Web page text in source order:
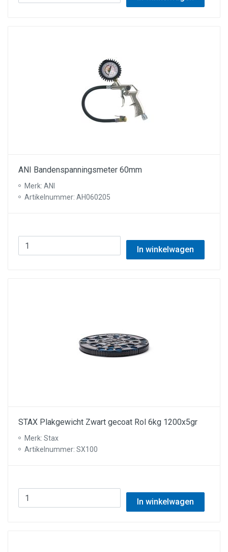
ANI Bandenspanningsmeter 60mm
Merk: ANI
Artikelnummer: AH060205
In winkelwagen
STAX Plakgewicht Zwart gecoat Rol 6kg 1200x5gr
Merk: Stax
Artikelnummer: SX100
In winkelwagen